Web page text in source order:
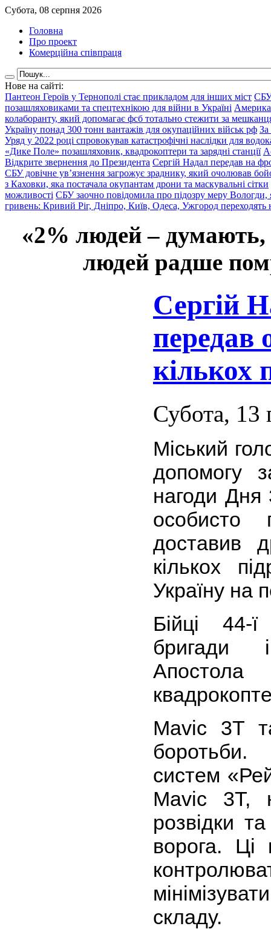
Субота, 08 серпня 2026
Головна
Про проект
Комерційна співпраця
Нове на сайті:
Пантеон Героїв у Тернополі стає прикладом для інших міст СБУ
позашляховиками та спецтехнікою для війни в Україні
колаборанту, який допомагає фсб тотально стежити за
Україну понад 300 тонн вантажів для окупаційних військ рф За
Уряд у 2022 році спровокував катастрофічні наслідки для
«Дике Поле» позашляховик, квадрокоптери та зарядні станції
Відкрите звернення до Президента Сергій Надал передав на
СБУ довічне ув’язнення загрожує зраднику, який очолював
з Каховки, яка постачала окупантам дрони та маскувальні сітки
можливості СБУ заочно повідомила про підозру меру Вологди,
гривень: Кривий Ріг, Дніпро, Київ, Одеса, Ужгород переходять
«2% людей –
людей радше
Сергій
передав
кількох
Субота, 13
Міський
допомогу
нагоди Дня
особисто
доставив
кількох
Україну на
Бійці 44-ї
бригади
Mavic 3T
боротьби.
систем
Mavic 3T,
розвідки
ворога. Ці
складу.